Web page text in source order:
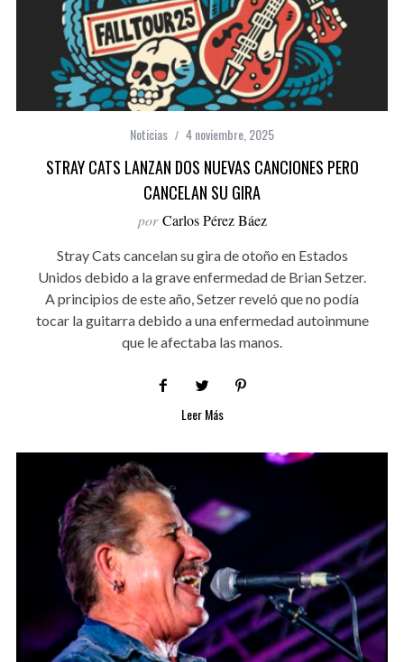
Noticias 4 noviembre, 2025
STRAY CATS LANZAN DOS NUEVAS CANCIONES PERO
CANCELAN SU GIRA
por Carlos Pérez Báez
Stray Cats cancelan su gira de otoño en Estados
Unidos debido a la grave enfermedad de Brian Setzer.
A principios de este año, Setzer reveló que no podía
tocar la guitarra debido a una enfermedad autoinmune
que le afectaba las manos.
Leer Más